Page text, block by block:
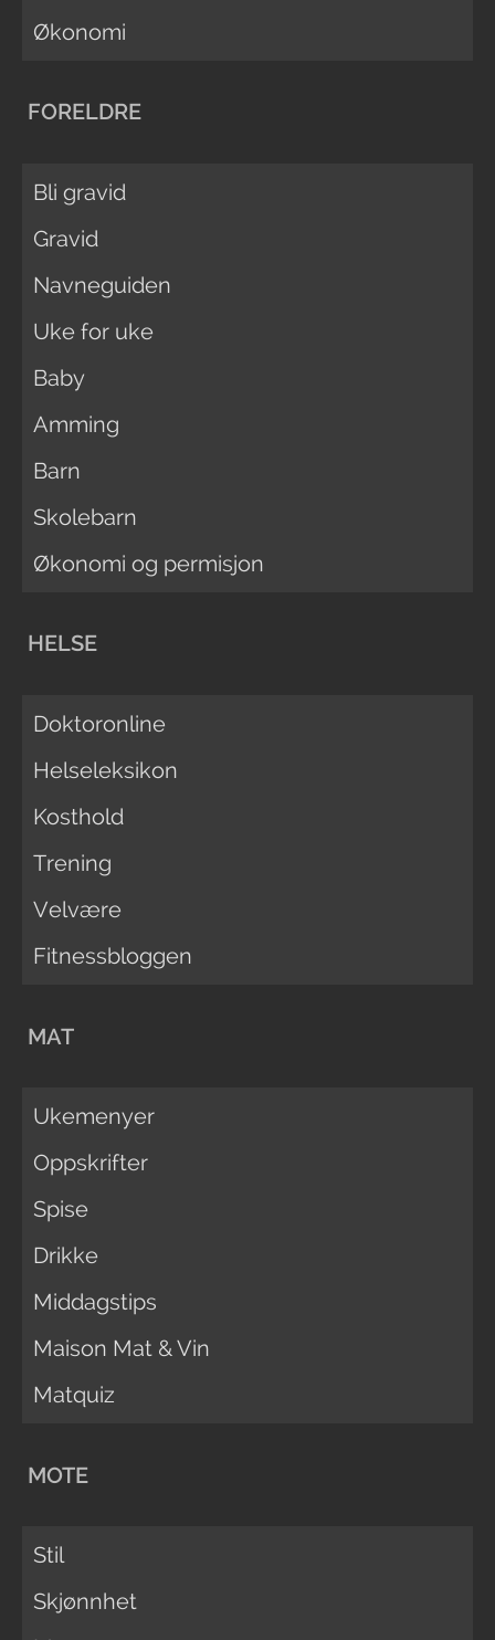
Økonomi
FORELDRE
Bli gravid
Gravid
Navneguiden
Uke for uke
Baby
Amming
Barn
Skolebarn
Økonomi og permisjon
HELSE
Doktoronline
Helseleksikon
Kosthold
Trening
Velvære
Fitnessbloggen
MAT
Ukemenyer
Oppskrifter
Spise
Drikke
Middagstips
Maison Mat & Vin
Matquiz
MOTE
Stil
Skjønnhet